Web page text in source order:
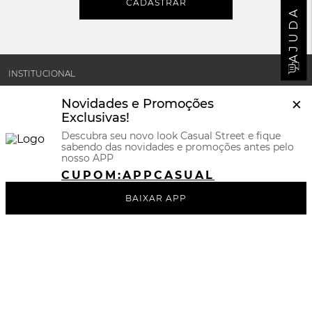
AJUDA
×
Novidades e Promoções
Exclusivas!
Descubra seu novo look Casual Street e fique
sabendo das novidades e promoções antes pelo
nosso APP
CUPOM:APPCASUAL
BAIXAR APP
CADASTRAR
INSTITUCIONAL
MINHA CONTA
SUPORTE E POLÍTICAS